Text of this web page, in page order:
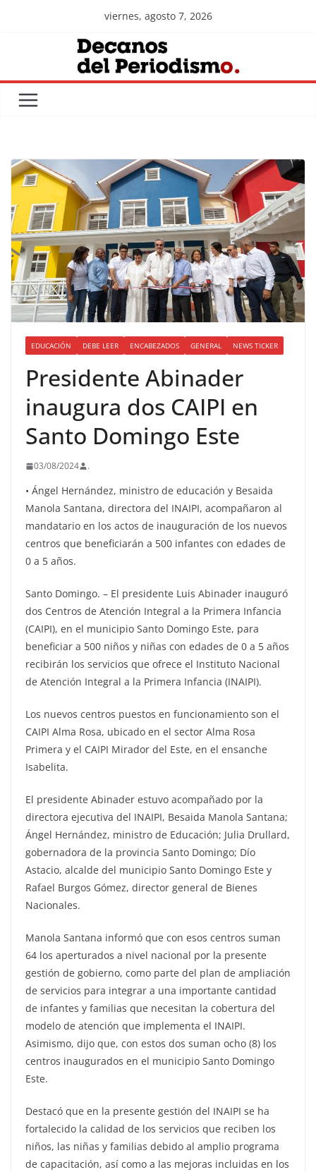
viernes, agosto 7, 2026
EDUCACIÓN DEBE LEER ENCABEZADOS GENERAL NEWS TICKER
Presidente Abinader
inaugura dos CAIPI en
Santo Domingo Este
03/08/2024 .
• Ángel Hernández, ministro de educación y Besaida
Manola Santana, directora del INAIPI, acompañaron al
mandatario en los actos de inauguración de los nuevos
centros que beneficiarán a 500 infantes con edades de
0 a 5 años.
Santo Domingo. – El presidente Luis Abinader inauguró
dos Centros de Atención Integral a la Primera Infancia
(CAIPI), en el municipio Santo Domingo Este, para
beneficiar a 500 niños y niñas con edades de 0 a 5 años
recibirán los servicios que ofrece el Instituto Nacional
de Atención Integral a la Primera Infancia (INAIPI).
Los nuevos centros puestos en funcionamiento son el
CAIPI Alma Rosa, ubicado en el sector Alma Rosa
Primera y el CAIPI Mirador del Este, en el ensanche
Isabelita.
El presidente Abinader estuvo acompañado por la
directora ejecutiva del INAIPI, Besaida Manola Santana;
Ángel Hernández, ministro de Educación; Julia Drullard,
gobernadora de la provincia Santo Domingo; Dío
Astacio, alcalde del municipio Santo Domingo Este y
Rafael Burgos Gómez, director general de Bienes
Nacionales.
Manola Santana informó que con esos centros suman
64 los aperturados a nivel nacional por la presente
gestión de gobierno, como parte del plan de ampliación
de servicios para integrar a una importante cantidad
de infantes y familias que necesitan la cobertura del
modelo de atención que implementa el INAIPI.
Asimismo, dijo que, con estos dos suman ocho (8) los
centros inaugurados en el municipio Santo Domingo
Este.
Destacó que en la presente gestión del INAIPI se ha
fortalecido la calidad de los servicios que reciben los
niños, las niñas y familias debido al amplio programa
de capacitación, así como a las mejoras incluidas en los